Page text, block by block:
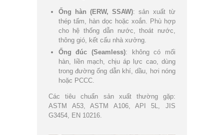
Ống hàn (ERW, SSAW): sản xuất từ
thép tấm, hàn dọc hoặc xoắn. Phù hợp
cho hệ thống dẫn nước, thoát nước,
thông gió, kết cấu nhà xưởng.
Ống đúc (Seamless): không có mối
hàn, liền mạch, chịu áp lực cao, dùng
trong đường ống dẫn khí, dầu, hơi nóng
hoặc PCCC.
Các tiêu chuẩn sản xuất thường gặp:
ASTM A53, ASTM A106, API 5L, JIS
G3454, EN 10216.